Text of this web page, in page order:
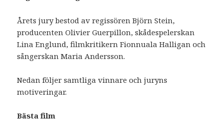
Årets jury bestod av regissören Björn Stein,
producenten Olivier Guerpillon, skådespelerskan
Lina Englund, filmkritikern Fionnuala Halligan och
sångerskan Maria Andersson.
Nedan följer samtliga vinnare och juryns
motiveringar.
Bästa film